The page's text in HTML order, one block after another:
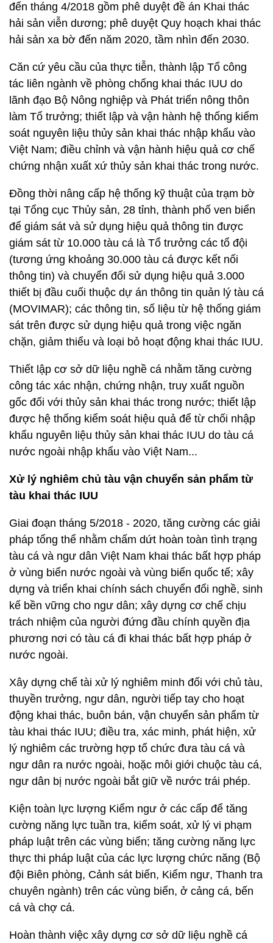
đến tháng 4/2018 gồm phê duyệt đề án Khai thác
hải sản viễn dương; phê duyệt Quy hoạch khai thác
hải sản xa bờ đến năm 2020, tầm nhìn đến 2030.
Căn cứ yêu cầu của thực tiễn, thành lập Tổ công
tác liên ngành về phòng chống khai thác IUU do
lãnh đạo Bộ Nông nghiệp và Phát triển nông thôn
làm Tổ trưởng; thiết lập và vận hành hệ thống kiểm
soát nguyên liệu thủy sản khai thác nhập khẩu vào
Việt Nam; điều chỉnh và vận hành hiệu quả cơ chế
chứng nhận xuất xứ thủy sản khai thác trong nước.
Đồng thời nâng cấp hệ thống kỹ thuật của trạm bờ
tại Tổng cục Thủy sản, 28 tỉnh, thành phố ven biển
để giám sát và sử dụng hiệu quả thông tin được
giám sát từ 10.000 tàu cá là Tổ trưởng các tổ đội
(tương ứng khoảng 30.000 tàu cá được kết nối
thông tin) và chuyển đổi sử dụng hiệu quả 3.000
thiết bị đầu cuối thuộc dự án thông tin quản lý tàu cá
(MOVIMAR); các thông tin, số liệu từ hệ thống giám
sát trên được sử dụng hiệu quả trong việc ngăn
chặn, giảm thiểu và loại bỏ hoạt động khai thác IUU.
Thiết lập cơ sở dữ liệu nghề cá nhằm tăng cường
công tác xác nhận, chứng nhận, truy xuất nguồn
gốc đối với thủy sản khai thác trong nước; thiết lập
được hệ thống kiểm soát hiệu quả để từ chối nhập
khẩu nguyên liệu thủy sản khai thác IUU do tàu cá
nước ngoài nhập khẩu vào Việt Nam...
Xử lý nghiêm chủ tàu vận chuyển sản phẩm từ
tàu khai thác IUU
Giai đoạn tháng 5/2018 - 2020, tăng cường các giải
pháp tổng thể nhằm chấm dứt hoàn toàn tình trạng
tàu cá và ngư dân Việt Nam khai thác bất hợp pháp
ở vùng biển nước ngoài và vùng biển quốc tế; xây
dựng và triển khai chính sách chuyển đổi nghề, sinh
kế bền vững cho ngư dân; xây dựng cơ chế chịu
trách nhiệm của người đứng đầu chính quyền địa
phương nơi có tàu cá đi khai thác bất hợp pháp ở
nước ngoài.
Xây dựng chế tài xử lý nghiêm minh đối với chủ tàu,
thuyền trưởng, ngư dân, người tiếp tay cho hoạt
động khai thác, buôn bán, vận chuyển sản phẩm từ
tàu khai thác IUU; điều tra, xác minh, phát hiện, xử
lý nghiêm các trường hợp tổ chức đưa tàu cá và
ngư dân ra nước ngoài, hoặc môi giới chuộc tàu cá,
ngư dân bị nước ngoài bắt giữ về nước trái phép.
Kiện toàn lực lượng Kiểm ngư ở các cấp để tăng
cường năng lực tuần tra, kiểm soát, xử lý vi phạm
pháp luật trên các vùng biển; tăng cường năng lực
thực thi pháp luật của các lực lượng chức năng (Bộ
đội Biên phòng, Cảnh sát biển, Kiểm ngư, Thanh tra
chuyên ngành) trên các vùng biển, ở cảng cá, bến
cá và chợ cá.
Hoàn thành việc xây dựng cơ sở dữ liệu nghề cá